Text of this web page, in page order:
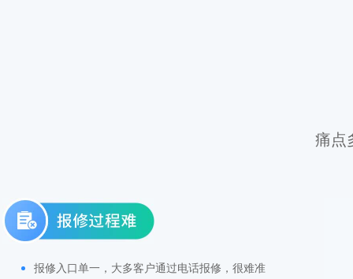
痛点
报修入口单一，大多客户通过电话报修，很难准